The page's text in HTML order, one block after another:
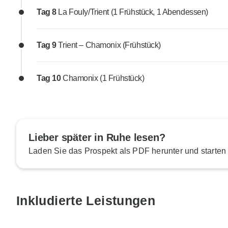
Tag 8 La Fouly/Trient (1 Frühstück, 1 Abendessen)
Tag 9Trient – Chamonix (Frühstück)
Tag 10Chamonix (1 Frühstück)
Lieber später in Ruhe lesen?
Laden Sie das Prospekt als PDF herunter und
Inkludierte Leistungen